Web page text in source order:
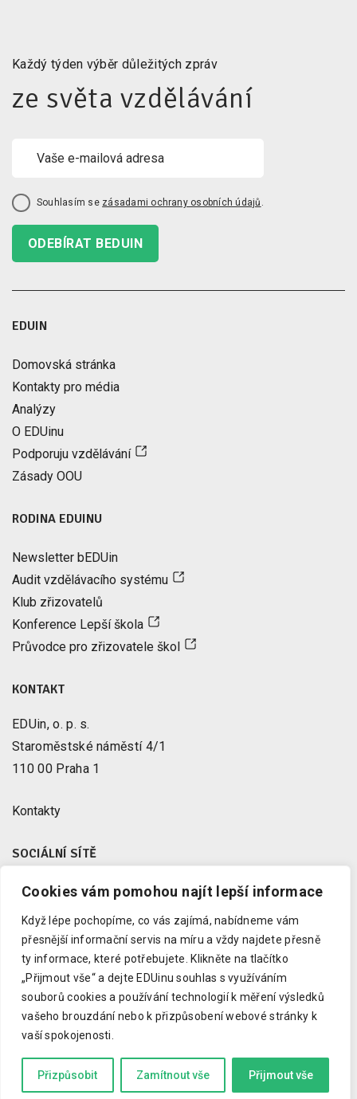
Cookies vám pomohou najít lepší informace
Když lépe pochopíme, co vás zajímá, nabídneme vám
přesnější informační servis na míru a vždy najdete přesně
ty informace, které potřebujete.
Klikněte na tlačítko
„Přijmout vše“ a dejte EDUinu souhlas s využíváním
souborů cookies a používání technologií k měření výsledků
vašeho brouzdání nebo k přizpůsobení webové stránky k
vaší spokojenosti.
Přizpůsobit Zamítnout vše Přijmout vše
Každý týden výběr důležitých zpráv
ze světa vzdělávání
Souhlasím se zásadami ochrany osobních údajů .
ODEBÍRAT BEDUIN
EDUIN
Domovská stránka
Kontakty pro média
Analýzy
O EDUinu
Podporuju vzdělávání
Zásady OOU
RODINA EDUINU
Newsletter bEDUin
Audit vzdělávacího systému
Klub zřizovatelů
Konference Lepší škola
Průvodce pro zřizovatele škol
KONTAKT
EDUin, o. p. s.
Staroměstské náměstí 4/1
110 00 Praha 1
Kontakty
SOCIÁLNÍ SÍTĚ
Facebook
Instagram
Youtube
LinkedIn
Copyright © 2023 EDUin, o. p. s.
Informujeme o vzdělávání.